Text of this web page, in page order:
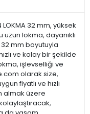
LOKMA 32 mm, yüksek
lokma, dayanıklı
32 mm boyutuyla
ve kolay bir şekilde
işlevselliği ve
olarak size,
fiyatlı ve hızlı
almak üzere